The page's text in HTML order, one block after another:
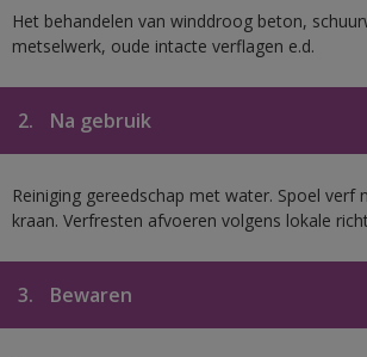
Het behandelen van winddroog beton,
metselwerk, oude intacte verflagen e.d.
2. Na gebruik
Reiniging gereedschap met water. Spoel
kraan. Verfresten afvoeren volgens lokale
3. Bewaren